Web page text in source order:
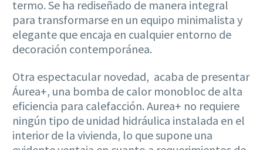
termo. Se ha rediseñado de manera integral
para transformarse en un equipo minimalista y
elegante que encaja en cualquier entorno de
decoración contemporánea.
Otra espectacular novedad, acaba de presentar
Áurea+, una bomba de calor monobloc de alta
eficiencia para calefacción. Aurea+ no requiere
ningún tipo de unidad hidráulica instalada en el
interior de la vivienda, lo que supone una